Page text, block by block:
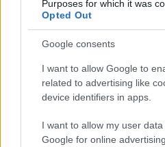
Purposes for which it was
Opted Out
Google consents
I want to allow Google to
related to advertising like
device identifiers in apps.
I want to allow my user
Google for online
Csodálatos
Wednesday következő
Unmute Loaded:
21.86%
Elindult aWednesday